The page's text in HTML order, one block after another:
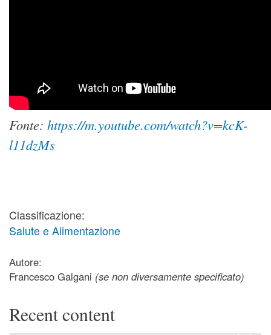
Fonte: https://m.youtube.com/watch?v=kcK-
l11dzMs
Classificazione:
Salute e Alimentazione
Autore:
Francesco Galgani (se non diversamente specificato)
Recent content